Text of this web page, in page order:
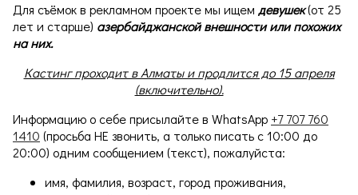
Для съёмок в рекламном проекте мы ищем девушек(от 25
лет и старше) азербайджанской внешности или похожих
на них.
Кастинг проходит в Алматы и продлится до 15 апреля
(включительно).
Информацию о себе присылайте в WhatsApp +7 707 760
1410 (просьба НЕ звонить, а только писать с 10:00 до
20:00) одним сообщением (текст), пожалуйста:
имя, фамилия, возраст, город проживания,